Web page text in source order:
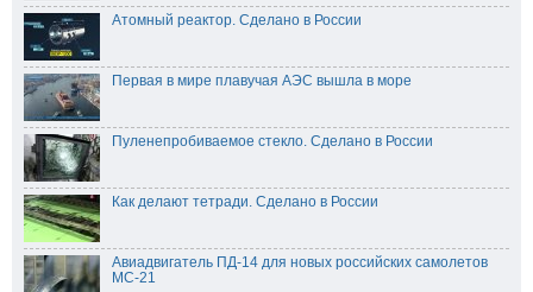
Атомный реактор. Сделано в России
Первая в мире плавучая АЭС вышла в море
Пуленепробиваемое стекло. Сделано в России
Как делают тетради. Сделано в России
Авиадвигатель ПД-14 для новых российских самолетов
МС-21